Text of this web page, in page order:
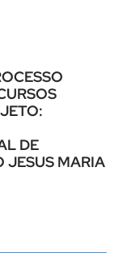
DE
JESUS MARIA